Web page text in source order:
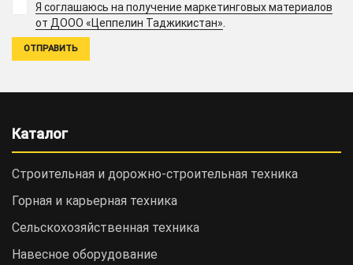
Я соглашаюсь на получение маркетинговых материалов
от ДООО «Цеппелин Таджикистан».
Каталог
Строительная и дорожно-cтроительная техника
Горная и карьерная техника
Сельскохозяйственная техника
Навесное оборудование